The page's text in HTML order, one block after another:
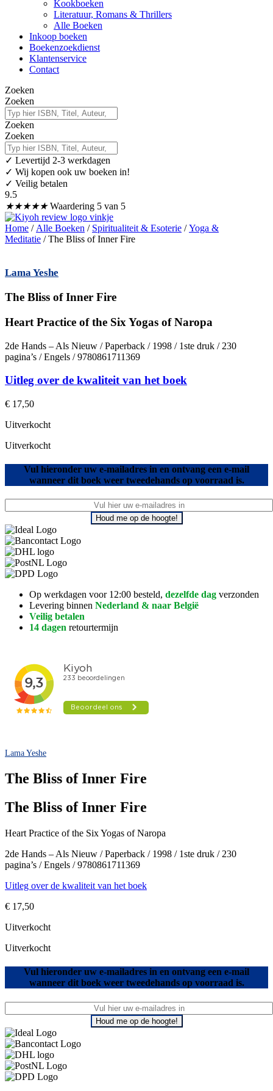
Kookboeken
Literatuur, Romans & Thrillers
Alle Boeken
Inkoop boeken
Boekenzoekdienst
Klantenservice
Contact
Zoeken
Zoeken
Zoeken
Zoeken
✓ Levertijd 2-3 werkdagen
✓ Wij kopen ook uw boeken in!
✓ Veilig betalen
9.5
★★★★★ Waardering 5 van 5
Home / Alle Boeken / Spiritualiteit & Esoterie /Yoga &
Meditatie / The Bliss of Inner Fire
Lama Yeshe
The Bliss of Inner Fire
Heart Practice of the Six Yogas of Naropa
2de Hands – Als Nieuw / Paperback / 1998 / 1ste druk / 230
pagina’s / Engels / 9780861711369
Uitleg over de kwaliteit van het boek
€ 17,50
Uitverkocht
Uitverkocht
Vul hieronder uw e-mailadres in en ontvang een e-mail
wanneer dit boek weer tweedehands op voorraad is.
Houd me op de hoogte!
Op werkdagen voor 12:00 besteld, dezelfde dag verzonden
Levering binnen Nederland & naar België
Veilig betalen
14 dagen retourtermijn
Lama Yeshe
The Bliss of Inner Fire
The Bliss of Inner Fire
Heart Practice of the Six Yogas of Naropa
2de Hands – Als Nieuw / Paperback / 1998 / 1ste druk / 230
pagina’s / Engels / 9780861711369
Uitleg over de kwaliteit van het boek
€ 17,50
Uitverkocht
Uitverkocht
Vul hieronder uw e-mailadres in en ontvang een e-mail
wanneer dit boek weer tweedehands op voorraad is.
Houd me op de hoogte!